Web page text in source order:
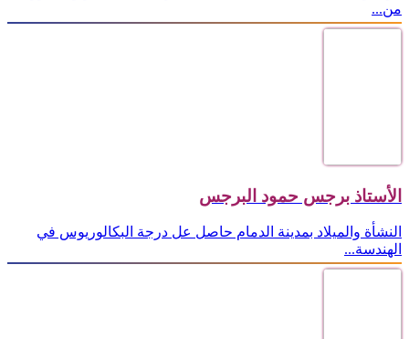
من...
الأستاذ برجس حمود البرجس
النشأة والميلاد بمدينة الدمام حاصل عل درجة البكالوريوس في
الهندسة...